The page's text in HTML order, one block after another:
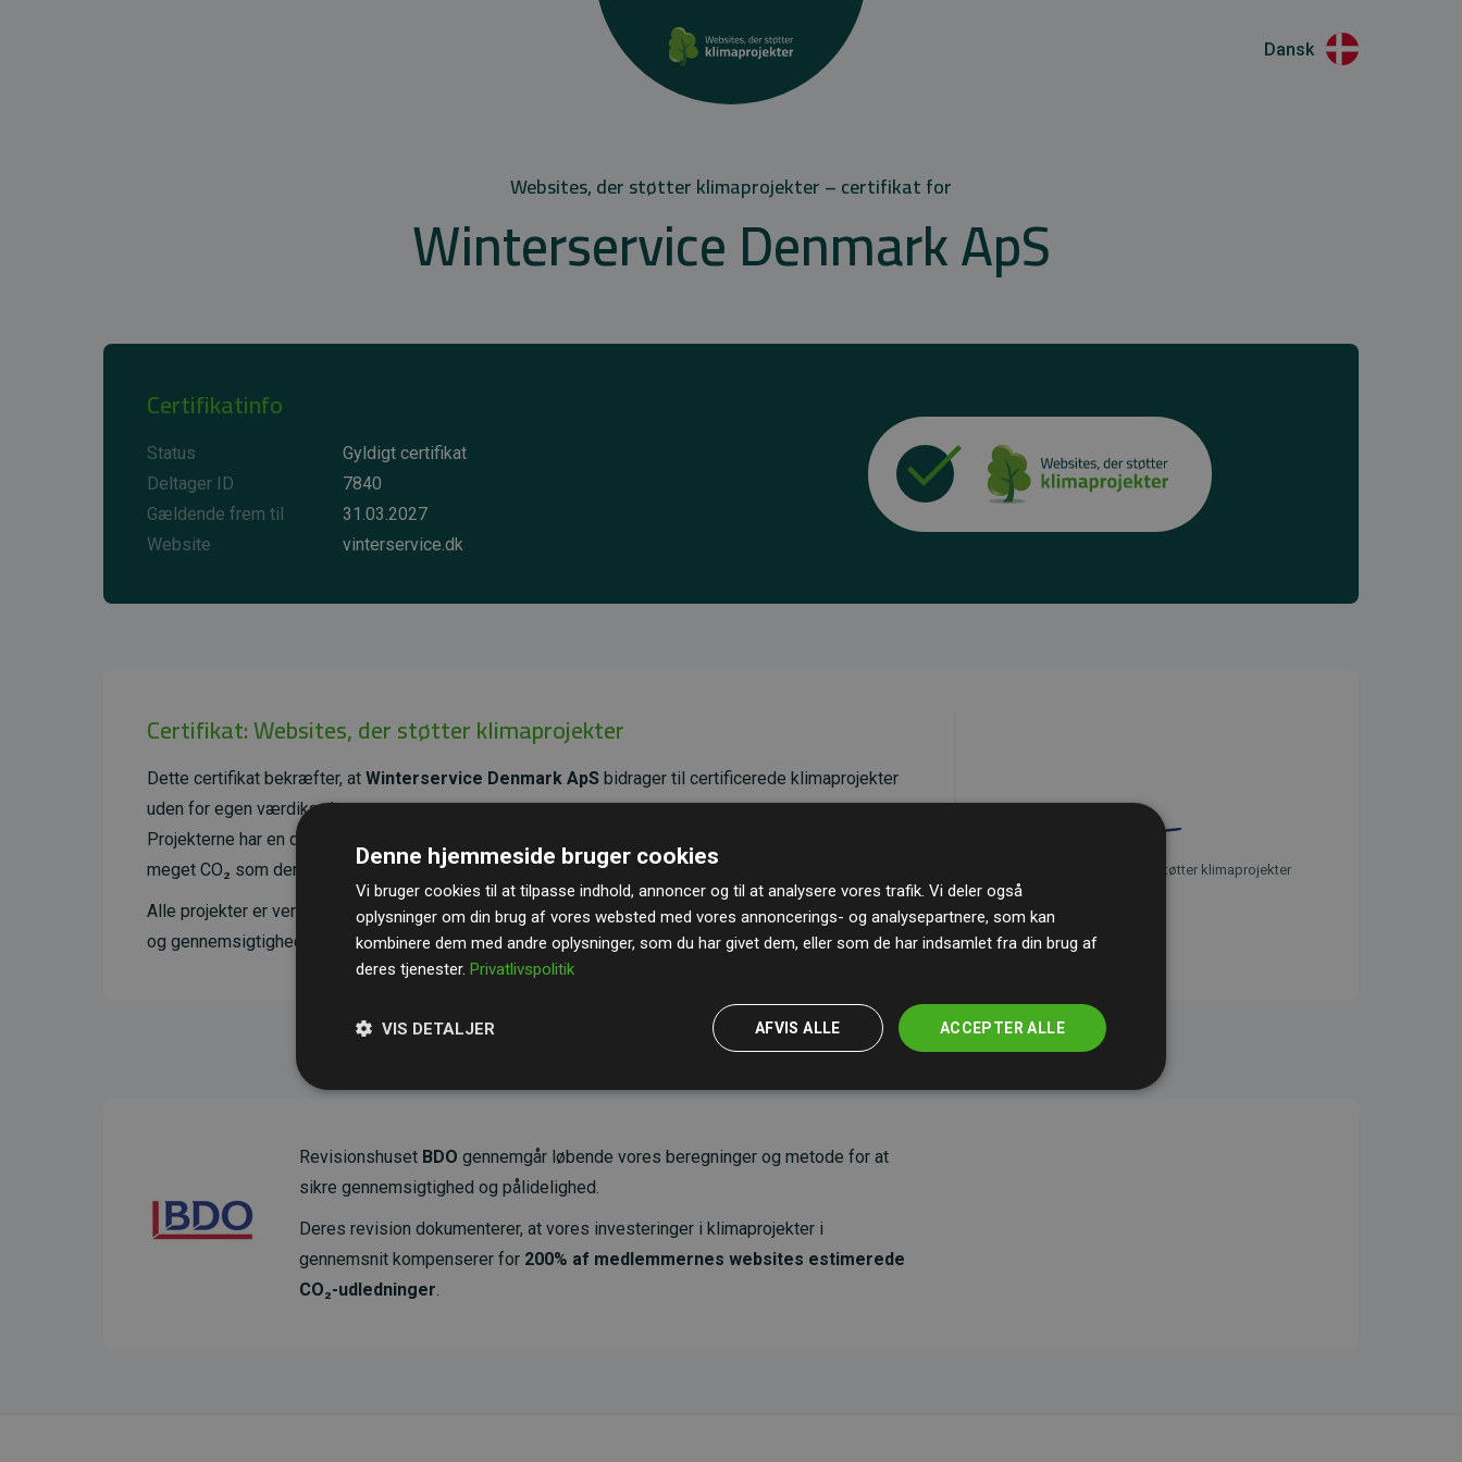
Dansk
Websites, der støtter klimaprojekter – certifikat for
Winterservice Denmark ApS
Certifikatinfo
Status
Gyldigt certifikat
Deltager ID
7840
Gældende frem til
31.03.2027
Website
vinterservice.dk
Certifikat: Websites, der støtter klimaprojekter
Dette certifikat bekræfter, at Winterservice Denmark ApS bidrager til certificerede klimaprojekter
uden for egen værdikæde.
Projekterne har en dokumenteret CO₂-reducerende effekt, som i gennemsnit svarer til dobbelt så
meget CO₂ som den estimerede udledning fra hjemmesiden.
Alle projekter er verificeret gennemGold Standard– en international ordning, der sikrer høj kvalitet
og gennemsigtighed i klimainvesteringer. Du kan læse mere om de konkrete projekter her.
initiativet Websites, der støtter klimaprojekter
Revisionshuset BDO gennemgår løbende vores beregninger og metode for at
sikre gennemsigtighed og pålidelighed.
Deres revision dokumenterer, at vores investeringer i klimaprojekter i
gennemsnit kompenserer for 200% af medlemmernes websites estimerede
CO₂-udledninger.
Denne hjemmeside bruger cookies
Vi bruger cookies til at tilpasse indhold, annoncer og til at analysere vores trafik. Vi deler også
oplysninger om din brug af vores websted med vores annoncerings- og analysepartnere, som kan
kombinere dem med andre oplysninger, som du har givet dem, eller som de har indsamlet fra din brug af
deres tjenester. Privatlivspolitik
ACCEPTER ALLE
AFVIS ALLE
VIS DETALJER